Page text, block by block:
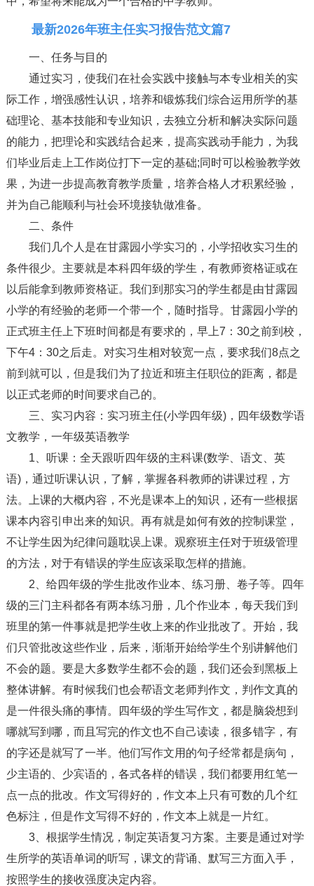
最新2026年班主任实习报告范文篇7
一、任务与目的
通过实习，使我们在社会实践中接触与本专业相关的实
际工作，增强感性认识，培养和锻炼我们综合运用所学的基
础理论、基本技能和专业知识，去独立分析和解决实际问题
的能力，把理论和实践结合起来，提高实践动手能力，为我
们毕业后走上工作岗位打下一定的基础;同时可以检验教学效
果，为进一步提高教育教学质量，培养合格人才积累经验，
并为自己能顺利与社会环境接轨做准备。
二、条件
我们几个人是在甘露园小学实习的，小学招收实习生的
条件很少。主要就是本科四年级的学生，有教师资格证或在
以后能拿到教师资格证。我们到那实习的学生都是由甘露园
小学的有经验的老师一个带一个，随时指导。甘露园小学的
正式班主任上下班时间都是有要求的，早上7：30之前到校，
下午4：30之后走。对实习生相对较宽一点，要求我们8点之
前到就可以，但是我们为了拉近和班主任职位的距离，都是
以正式老师的时间要求自己的。
三、实习内容：实习班主任(小学四年级)，四年级数学语
文教学，一年级英语教学
1、听课：全天跟听四年级的主科课(数学、语文、英
语)，通过听课认识，了解，掌握各科教师的讲课过程，方
法。上课的大概内容，不光是课本上的知识，还有一些根据
课本内容引申出来的知识。再有就是如何有效的控制课堂，
不让学生因为纪律问题耽误上课。观察班主任对于班级管理
的方法，对于有错误的学生应该采取怎样的措施。
2、给四年级的学生批改作业本、练习册、卷子等。四年
级的三门主科都各有两本练习册，几个作业本，每天我们到
班里的第一件事就是把学生收上来的作业批改了。开始，我
们只管批改这些作业，后来，渐渐开始给学生个别讲解他们
不会的题。要是大多数学生都不会的题，我们还会到黑板上
整体讲解。有时候我们也会帮语文老师判作文，判作文真的
是一件很头痛的事情。四年级的学生写作文，都是脑袋想到
哪就写到哪，而且写完的作文也不自己读读，很多错字，有
的字还是就写了一半。他们写作文用的句子经常都是病句，
少主语的、少宾语的，各式各样的错误，我们都要用红笔一
点一点的批改。作文写得好的，作文本上只有可数的几个红
色标注，但是作文写得不好的，作文本上就是一片红。
3、根据学生情况，制定英语复习方案。主要是通过对学
生所学的英语单词的听写，课文的背诵、默写三方面入手，
按照学生的接收强度决定内容。